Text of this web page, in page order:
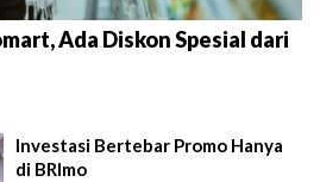
Ada Diskon Spesial dari
Investasi Bertebar Promo Hanya
di BRImo